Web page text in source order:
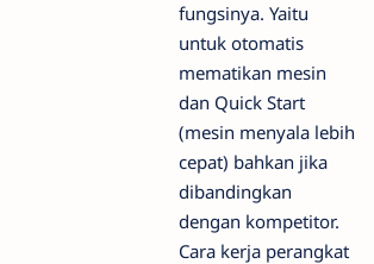
fungsinya. Yaitu
untuk otomatis
mematikan mesin
dan Quick Start
(mesin menyala lebih
cepat) bahkan jika
dibandingkan
dengan kompetitor.
Cara kerja perangkat